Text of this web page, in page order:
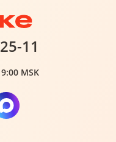
11
MSK